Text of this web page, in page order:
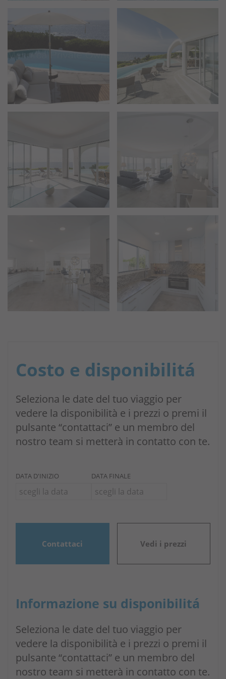
Costo e disponibilitá
Seleziona le date del tuo viaggio per
vedere la disponibilità e i prezzi o premi il
pulsante “contattaci” e un membro del
nostro team si metterà in contatto con te.
DATA D'INIZIO DATA FINALE
Contattaci Vedi i prezzi
Informazione su disponibilitá
Seleziona le date del tuo viaggio per
vedere la disponibilità e i prezzi o premi il
pulsante “contattaci” e un membro del
nostro team si metterà in contatto con te.